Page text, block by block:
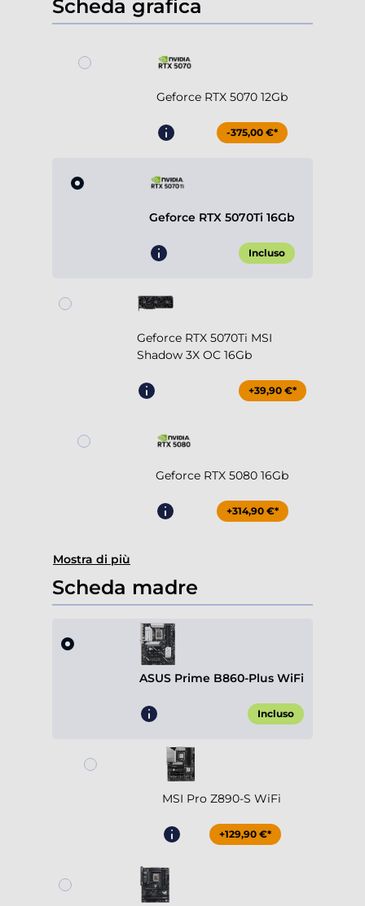
Scheda grafica
Geforce RTX 5070 12Gb
-375,00 €*
Geforce RTX 5070Ti 16Gb
Incluso
Geforce RTX 5070Ti MSI
Shadow 3X OC 16Gb
+39,90 €*
Geforce RTX 5080 16Gb
+314,90 €*
Mostra di più
Scheda madre
ASUS Prime B860-Plus WiFi
Incluso
MSI Pro Z890-S WiFi
+129,90 €*